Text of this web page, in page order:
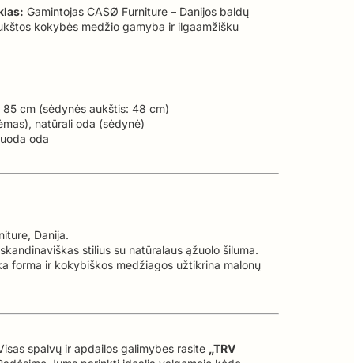
Gamintojas CASØ Furniture – Danijos baldų
kokybės medžio gamyba ir ilgaamžišku
cm (sėdynės aukštis: 48 cm)
natūrali oda (sėdynė)
oda
Danija.
stilius su natūralaus ąžuolo šiluma.
forma ir kokybiškos medžiagos užtikrina malonų
spalvų ir apdailos galimybes rasite „TRV